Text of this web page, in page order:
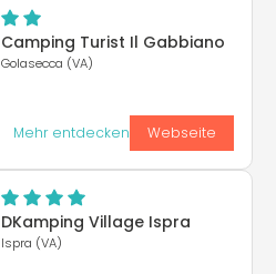
Camping Turist Il Gabbiano
Golasecca (VA)
Mehr entdecken Webseite
DKamping Village Ispra
Ispra (VA)